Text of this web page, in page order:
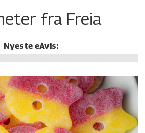
fra Freia
Nyeste eAvis: